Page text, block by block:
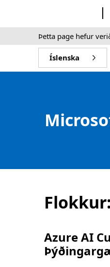
Þetta page hefur
Íslenska
Flokkur:
Azure AI